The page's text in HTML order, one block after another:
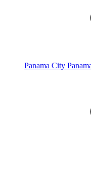
Panama City